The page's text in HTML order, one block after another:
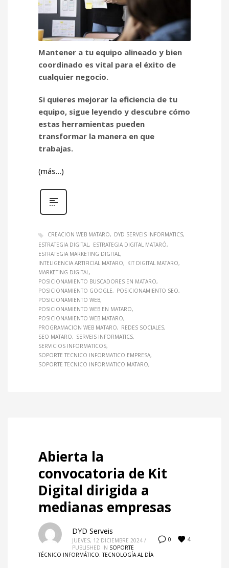
Mantener a tu equipo alineado y bien
coordinado es vital para el éxito de
cualquier negocio.
Si quieres mejorar la eficiencia de tu
equipo, sigue leyendo y descubre cómo
estas herramientas pueden
transformar la manera en que
trabajas.
(más…)
CREACION WEB MATARO
DYD SERVEIS INFORMATICS
ESTRATEGIA DIGITAL
ESTRATEGIA DIGITAL MATARÓ
ESTRATEGIA MARKETING DIGITAL
INTELIGENCIA ARTIFICIAL MATARO
KIT DIGITAL MATARO
MARKETING DIGITAL
POSICIONAMIENTO BUSCADORES EN MATARO
POSICIONAMIENTO GOOGLE
POSICIONAMIENTO SEO
POSICIONAMIENTO WEB
POSICIONAMIENTO WEB EN MATARO
POSICIONAMIENTO WEB MATARO
PROGRAMACION WEB MATARO
REDES SOCIALES
SEO MATARO
SERVEIS INFORMATICS
SERVICIOS INFORMATICOS
SOPORTE TECNICO INFORMATICO EMPRESA
SOPORTE TECNICO INFORMATICO MATARO
Abierta la
convocatoria de Kit
Digital dirigida a
medianas empresas
0 4
DYD Serveis
JUEVES, 12 DICIEMBRE 2024 /
PUBLISHED IN SOPORTE
TÉCNICO INFORMÁTICO,TECNOLOGÍA AL DÍA